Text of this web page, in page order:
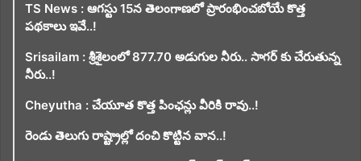
TS News : ఆగస్టు 15న తెలంగాణలో ప్రారంభించబోయే కొత్త
పథకాలు ఇవే..!
Srisailam : శ్రీశైలంలో 877.70 అడుగుల నీరు.. సాగర్ కు చేరుతున్న
నీరు..!
Cheyutha : చేయూత కొత్త పింఛన్లు వీరికి రావు..!
రెండు తెలుగు రాష్ట్రాల్లో దంచి కొట్టిన వాన..!